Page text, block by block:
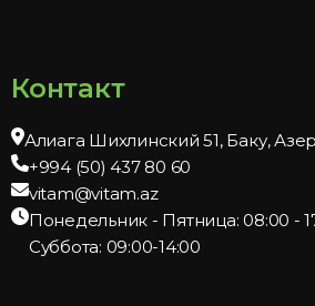
Контакт
Алиага Шихлинский 51, Баку,
+994 (50) 437 80 60
vitam@vitam.az
Понедельник - Пятница: 08:00 -
Суббота: 09:00-14:00